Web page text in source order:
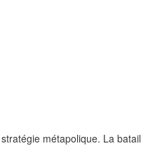
métapolique. La